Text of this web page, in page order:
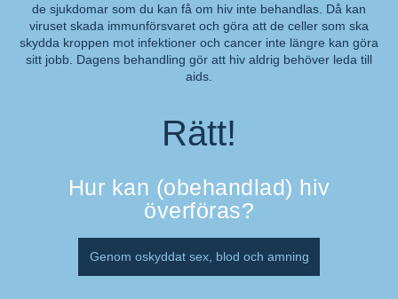
Kommentar:
de sjukdomar som du kan få om hiv inte behandlas. Då kan
viruset skada immunförsvaret och göra att de celler som ska
skydda kroppen mot infektioner och cancer inte längre kan göra
sitt jobb. Dagens behandling gör att hiv aldrig behöver leda till
aids.
Rätt!
Hur kan (obehandlad) hiv
överföras?
Genom oskyddat sex, blod och amning